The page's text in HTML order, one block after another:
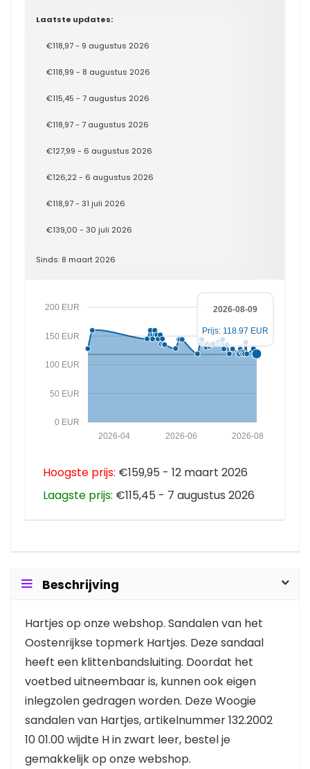
Laatste updates:
€118,97 - 9 augustus 2026
€118,99 - 8 augustus 2026
€115,45 - 7 augustus 2026
€118,97 - 7 augustus 2026
€127,99 - 6 augustus 2026
€126,22 - 6 augustus 2026
€118,97 - 31 juli 2026
€139,00 - 30 juli 2026
Sinds: 8 maart 2026
0 EUR
50 EUR
100 EUR
150 EUR
200 EUR
2026-08
2026-06
2026-04
2026-08-09
Prijs: 118.97 EUR
Hoogste prijs: €159,95 - 12 maart 2026
Laagste prijs: €115,45 - 7 augustus 2026
Beschrijving
Hartjes op onze webshop. Sandalen van het
Oostenrijkse topmerk Hartjes. Deze sandaal
heeft een klittenbandsluiting. Doordat het
voetbed uitneembaar is, kunnen ook eigen
inlegzolen gedragen worden. Deze Woogie
sandalen van Hartjes, artikelnummer 132.2002
10 01.00 wijdte H in zwart leer, bestel je
gemakkelijk op onze webshop.